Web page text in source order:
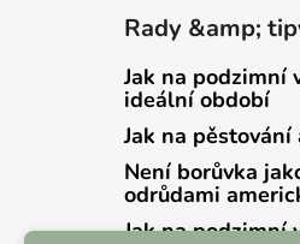
Rady &amp;
Jak na podzimní
ideální období
Jak na
Není borůvka
odrůdami
Jak na podzimní